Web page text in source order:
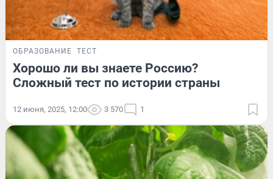
ОБРАЗОВАНИЕ ТЕСТ
Хорошо ли вы знаете Россию?
Сложный тест по истории страны
12 июня, 2025, 12:00 3 570 1